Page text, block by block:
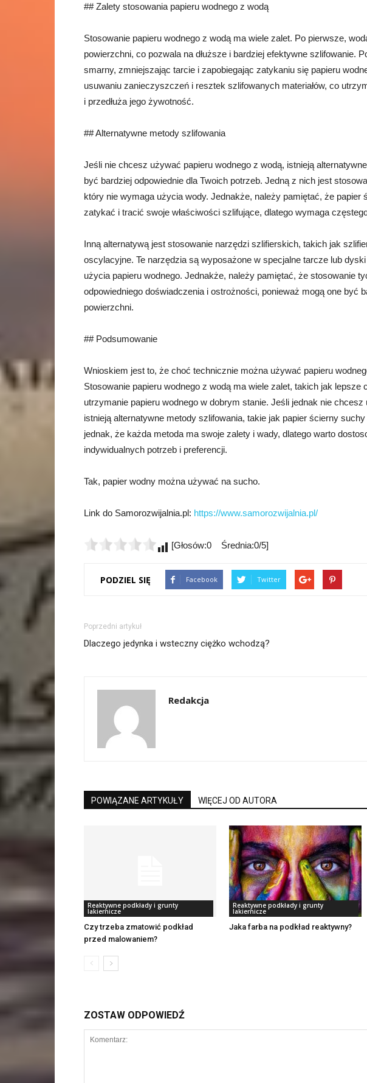
## Zalety stosowania papieru wodnego z wodą
Stosowanie papieru wodnego z wodą ma wiele zalet. Po pierwsze,
powierzchni, co pozwala na dłuższe i bardziej efektywne szlifowanie.
smarny, zmniejszając tarcie i zapobiegając zatykaniu się papieru
usuwaniu zanieczyszczeń i resztek szlifowanych materiałów, co
i przedłuża jego żywotność.
## Alternatywne metody szlifowania
Jeśli nie chcesz używać papieru wodnego z wodą, istnieją
być bardziej odpowiednie dla Twoich potrzeb. Jedną z nich jest
który nie wymaga użycia wody. Jednakże, należy pamiętać, że
zatykać i tracić swoje właściwości szlifujące, dlatego wymaga
Inną alternatywą jest stosowanie narzędzi szlifierskich, takich jak
oscylacyjne. Te narzędzia są wyposażone w specjalne tarcze lub
użycia papieru wodnego. Jednakże, należy pamiętać, że stosowanie
odpowiedniego doświadczenia i ostrożności, ponieważ mogą one być
powierzchni.
## Podsumowanie
Wnioskiem jest to, że choć technicznie można używać papieru
Stosowanie papieru wodnego z wodą ma wiele zalet, takich jak lepsze
utrzymanie papieru wodnego w dobrym stanie. Jeśli jednak nie
istnieją alternatywne metody szlifowania, takie jak papier ścierny
jednak, że każda metoda ma swoje zalety i wady, dlatego warto
indywidualnych potrzeb i preferencji.
Tak, papier wodny można używać na sucho.
Link do Samorozwijalnia.pl: https://www.samorozwijalnia.pl/
[Głosów:0 Średnia:0/5]
PODZIEL SIĘ Facebook Twitter
Poprzedni artykuł
Dlaczego jedynka i wsteczny ciężko wchodzą?
Redakcja
POWIĄZANE ARTYKUŁY WIĘCEJ OD AUTORA
Reaktywne podkłady i grunty
lakiernicze
Czy trzeba zmatowić podkład
przed malowaniem?
Reaktywne podkłady i grunty
lakiernicze
Jaka farba na podkład reaktywny?
ZOSTAW ODPOWIEDŹ